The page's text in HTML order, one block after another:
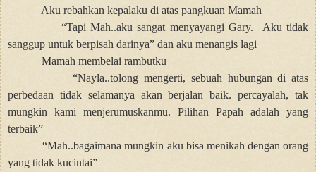
Aku rebahkan kepalaku di atas pangkuan Mamah
“Tapi Mah..aku sangat menyayangi Gary.
Aku tidak
sanggup untuk berpisah darinya” dan aku menangis lagi
Mamah membelai rambutku
“Nayla..tolong mengerti, sebuah hubungan di atas
perbedaan tidak selamanya akan berjalan baik. percayalah, tak
mungkin kami menjerumuskanmu. Pilihan Papah adalah yang
terbaik”
“Mah..bagaimana mungkin aku bisa menikah dengan orang
yang tidak kucintai”